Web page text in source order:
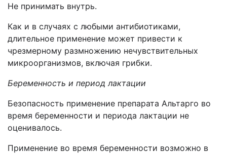
Не принимать внутрь.
Как и в случаях с любыми антибиотиками,
длительное применение может привести к
чрезмерному размножению нечувствительных
микроорганизмов, включая грибки.
Беременность и период лактации
Безопасность применение препарата Альтарго во
время беременности и периода лактации не
оценивалось.
Применение во время беременности возможно в